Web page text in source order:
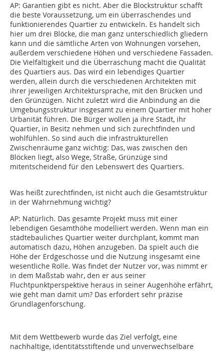
AP: Garantien gibt es nicht. Aber die Blockstruktur schafft
die beste Voraussetzung, um ein überraschendes und
funktionierendes Quartier zu entwickeln. Es handelt sich
hier um drei Blöcke, die man ganz unterschiedlich gliedern
kann und die sämtliche Arten von Wohnun­gen vorsehen,
außerdem verschiedene Höhen und verschiedene Fassaden.
Die Vielfältigkeit und die Überraschung macht die Qualität
des Quartiers aus. Das wird ein lebendiges Quartier
werden, allein durch die verschiedenen Architekten mit
ihrer jeweiligen Architektursprache, mit den Brücken und
den Grünzügen. Nicht zuletzt wird die Anbindung an die
Umgebungsstruktur insgesamt zu einem Quartier mit hoher
Urbanität führen. Die Bürger wollen ja ihre Stadt, ihr
Quartier, in Besitz nehmen und sich zurechtfinden und
wohlfühlen. So sind auch die infrastrukturellen
Zwischenräume ganz wichtig: Das, was zwischen den
Blöcken liegt, also Wege, Straße, Grünzüge sind
mitentscheidend für den Lebenswert des Quartiers.
Was heißt zurechtfinden, ist nicht auch die Gesamtstruktur
in der Wahrnehmung wichtig?
AP: Natürlich. Das gesamte Projekt muss mit einer
lebendigen Gesamt­höhe modelliert werden. Wenn man ein
städtebauliches Quartier weiter durchplant, kommt man
automatisch dazu, Höhen anzugeben. Da spielt auch die
Höhe der Erdgeschosse und die Nutzung insgesamt eine
wesentliche Rolle. Was findet der Nutzer vor, was nimmt er
in dem Maßstab wahr, den er aus seiner
Fluchtpunktperspektive heraus in seiner Augenhöhe erfährt,
wie geht man damit um? Das erfordert sehr präzise
Grundlagenforschung.
Mit dem Wettbewerb wurde das Ziel verfolgt, eine
nachhaltige, identitätsstiftende und unverwechselbare